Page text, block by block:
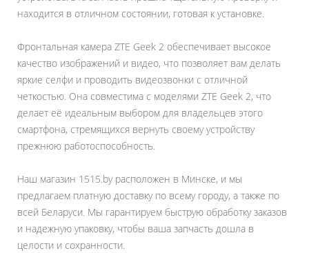
находится в отличном состоянии, готовая к установке.
Фронтальная камера ZTE Geek 2 обеспечивает высокое
качество изображений и видео, что позволяет вам делать
яркие селфи и проводить видеозвонки с отличной
четкостью. Она совместима с моделями ZTE Geek 2, что
делает её идеальным выбором для владельцев этого
смартфона, стремящихся вернуть своему устройству
прежнюю работоспособность.
Наш магазин 1515.by расположен в Минске, и мы
предлагаем платную доставку по всему городу, а также по
всей Беларуси. Мы гарантируем быструю обработку заказов
и надежную упаковку, чтобы ваша запчасть дошла в
целости и сохранности.